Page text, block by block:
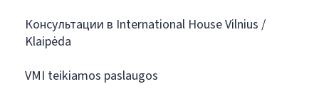
Консультации в International House Vilnius /
Klaipėda
VMI teikiamos paslaugos